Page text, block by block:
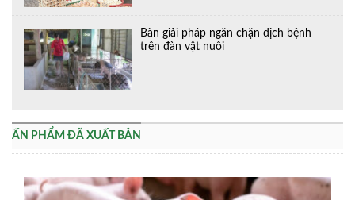
Bàn giải pháp ngăn chặn dịch bệnh
trên đàn vật nuôi
ẤN PHẨM ĐÃ XUẤT BẢN